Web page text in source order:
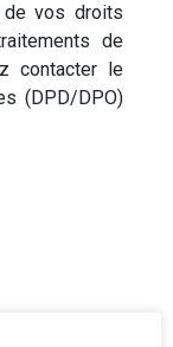
de vos droits
de
contacter le
(DPD/DPO)